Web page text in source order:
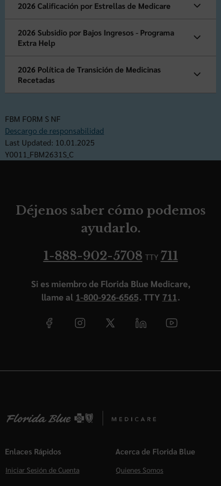
2026 Calificación por Estrellas de Medicare
2026 Subsidio por Bajos Ingresos - Programa
Extra Help
2026 Política de Transición de Medicinas
Recetadas
FBM FORM S NF
Descargo de responsabilidad
Last Updated: 10.01.2025
Y0011_FBM2631S_C
Déjenos saber cómo podemos
ayudarlo.
1-888-902-5708 TTY 711
Si es miembro de Florida Blue Medicare,
llame al 1-800-926-6565. TTY 711.
Enlaces Rápidos
Iniciar Sesión de Cuenta
Acerca de Florida Blue
Quienes Somos